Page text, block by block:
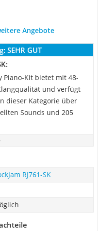
Angebote
SEHR GUT
Piano-Kit bietet mit 48-
und verfügt
dieser Kategorie über
Sounds und 205
RJ761-SK